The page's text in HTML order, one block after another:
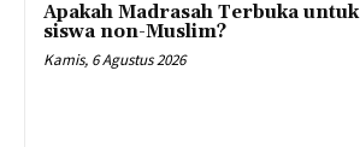
Apakah Madrasah Terbuka untuk
siswa non-Muslim?
Kamis, 6 Agustus 2026